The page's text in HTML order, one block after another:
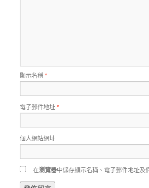
顯示名稱*
電子郵件地址*
個人網站網址
在瀏覽器中儲存顯示名稱、電子郵件地址